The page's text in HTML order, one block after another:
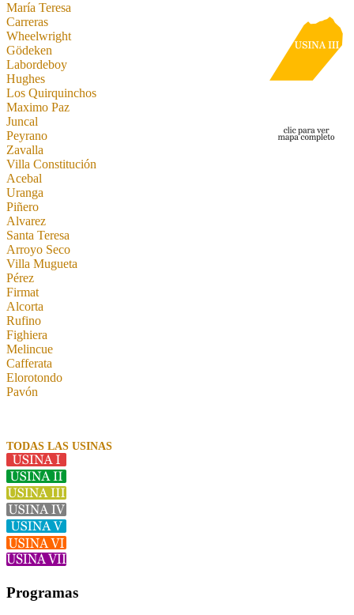
María Teresa
Carreras
Wheelwright
Gödeken
Labordeboy
Hughes
Los Quirquinchos
Maximo Paz
Juncal
Peyrano
Zavalla
Villa Constitución
Acebal
Uranga
Piñero
Alvarez
Santa Teresa
Arroyo Seco
Villa Mugueta
Pérez
Firmat
Alcorta
Rufino
Fighiera
Melincue
Cafferata
Elorotondo
Pavón
TODAS LAS USINAS
Programas